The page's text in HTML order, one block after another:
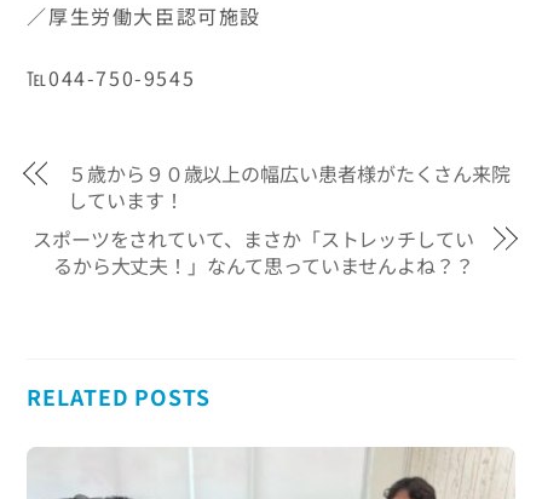
／厚生労働大臣認可施設
℡044-750-9545
５歳から９０歳以上の幅広い患者様がたくさん来院
しています！
スポーツをされていて、まさか「ストレッチしてい
るから大丈夫！」なんて思っていませんよね？？
RELATED POSTS